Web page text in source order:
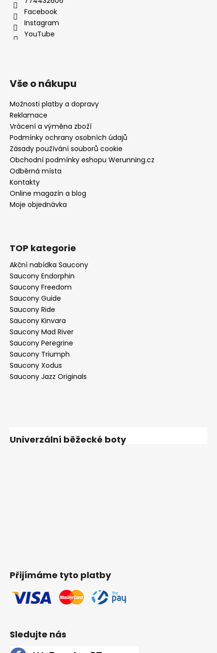
Facebook
Instagram
YouTube
Vše o nákupu
Možnosti platby a dopravy
Reklamace
Vrácení a výměna zboží
Podmínky ochrany osobních údajů
Zásady používání souborů cookie
Obchodní podmínky eshopu Werunning.cz
Odběrná místa
Kontakty
Online magazín a blog
Moje objednávka
TOP kategorie
Akční nabídka Saucony
Saucony Endorphin
Saucony Freedom
Saucony Guide
Saucony Ride
Saucony Kinvara
Saucony Mad River
Saucony Peregrine
Saucony Triumph
Saucony Xodus
Saucony Jazz Originals
Univerzální běžecké boty
Přijímáme tyto platby
Sledujte nás